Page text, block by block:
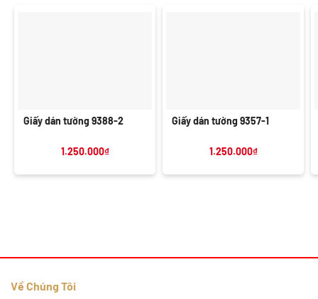
Giấy dán tường 9388-2
1.250.000₫
Giấy dán tường 9357-1
1.250.000₫
Về Chúng Tôi